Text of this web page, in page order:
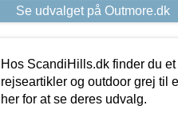
Se udvalget på Outmore.dk
Hos ScandiHills.dk finder du
rejseartikler og outdoor grej til
her for at se deres udvalg.